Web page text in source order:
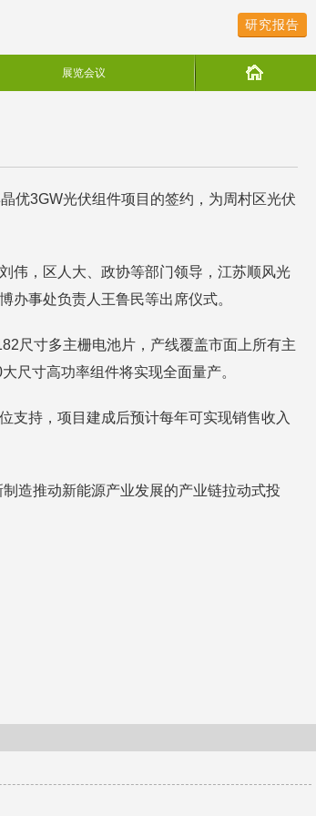
研究报告
展览会议
优3GW光伏组件项目的签约，为周村区光伏
伟，区人大、政协等部门领导，江苏顺风光
事处负责人王鲁民等出席仪式。
尺寸多主栅电池片，产线覆盖市面上所有主
尺寸高功率组件将实现全面量产。
支持，项目建成后预计每年可实现销售收入
造推动新能源产业发展的产业链拉动式投